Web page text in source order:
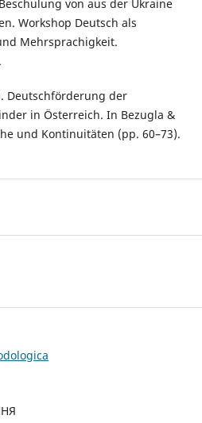
von aus der Ukraine
Workshop Deutsch als
Mehrsprachigkeit.
Deutschförderung der
in Österreich. In Bezugla &
und Kontinuitäten (pp. 60–73).